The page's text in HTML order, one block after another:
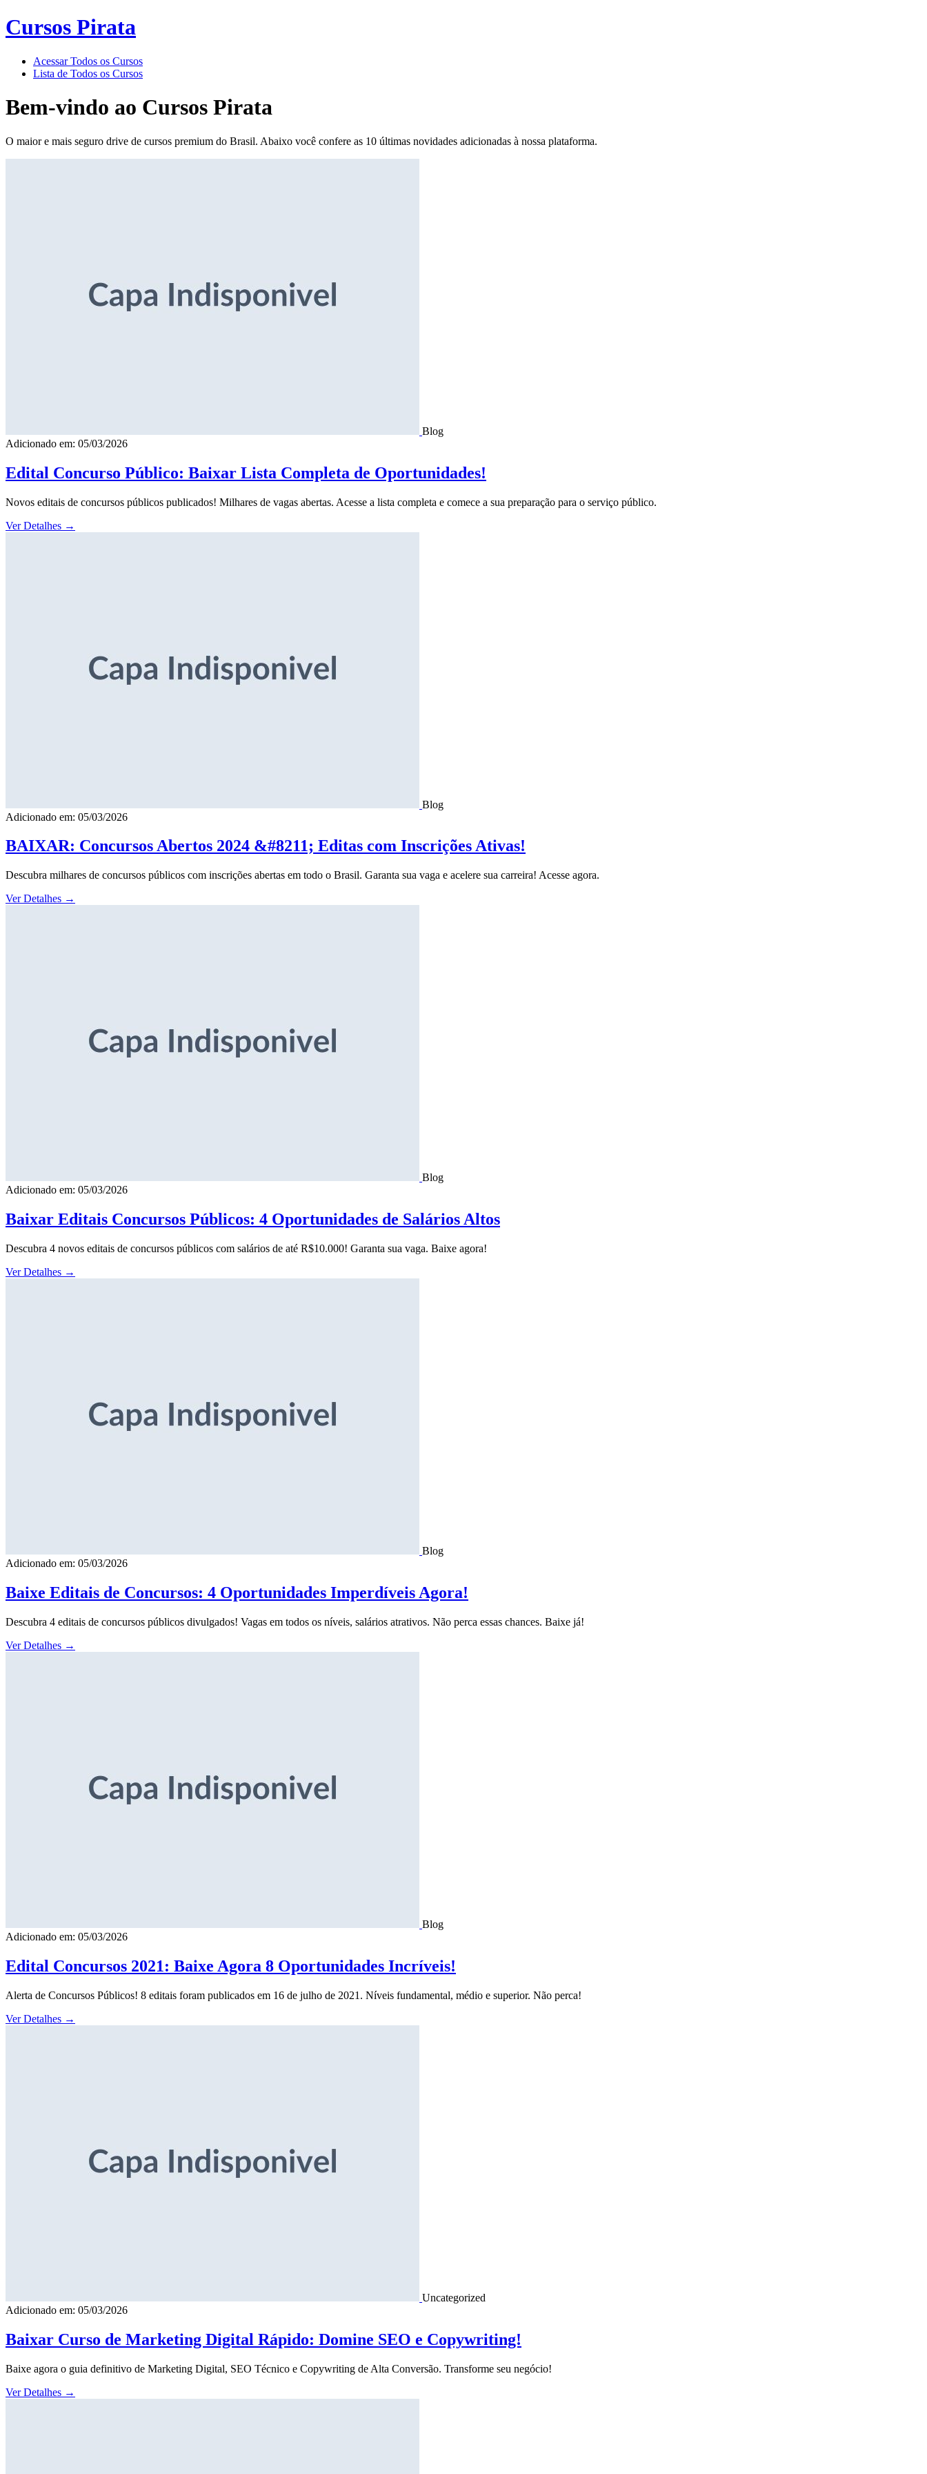
Cursos Pirata
Acessar Todos os Cursos
Lista de Todos os Cursos
Bem-vindo ao Cursos Pirata
O maior e mais seguro drive de cursos premium do Brasil. Abaixo você confere as 10 últimas novidades adicionadas à nossa plataforma.
Blog
Adicionado em: 05/03/2026
Edital Concurso Público: Baixar Lista Completa de Oportunidades!
Novos editais de concursos públicos publicados! Milhares de vagas abertas. Acesse a lista completa e comece a sua preparação para o serviço público.
Ver Detalhes →
Blog
Adicionado em: 05/03/2026
BAIXAR: Concursos Abertos 2024 &#8211; Editas com Inscrições Ativas!
Descubra milhares de concursos públicos com inscrições abertas em todo o Brasil. Garanta sua vaga e acelere sua carreira! Acesse agora.
Ver Detalhes →
Blog
Adicionado em: 05/03/2026
Baixar Editais Concursos Públicos: 4 Oportunidades de Salários Altos
Descubra 4 novos editais de concursos públicos com salários de até R$10.000! Garanta sua vaga. Baixe agora!
Ver Detalhes →
Blog
Adicionado em: 05/03/2026
Baixe Editais de Concursos: 4 Oportunidades Imperdíveis Agora!
Descubra 4 editais de concursos públicos divulgados! Vagas em todos os níveis, salários atrativos. Não perca essas chances. Baixe já!
Ver Detalhes →
Blog
Adicionado em: 05/03/2026
Edital Concursos 2021: Baixe Agora 8 Oportunidades Incríveis!
Alerta de Concursos Públicos! 8 editais foram publicados em 16 de julho de 2021. Níveis fundamental, médio e superior. Não perca!
Ver Detalhes →
Uncategorized
Adicionado em: 05/03/2026
Baixar Curso de Marketing Digital Rápido: Domine SEO e Copywriting!
Baixe agora o guia definitivo de Marketing Digital, SEO Técnico e Copywriting de Alta Conversão. Transforme seu negócio!
Ver Detalhes →